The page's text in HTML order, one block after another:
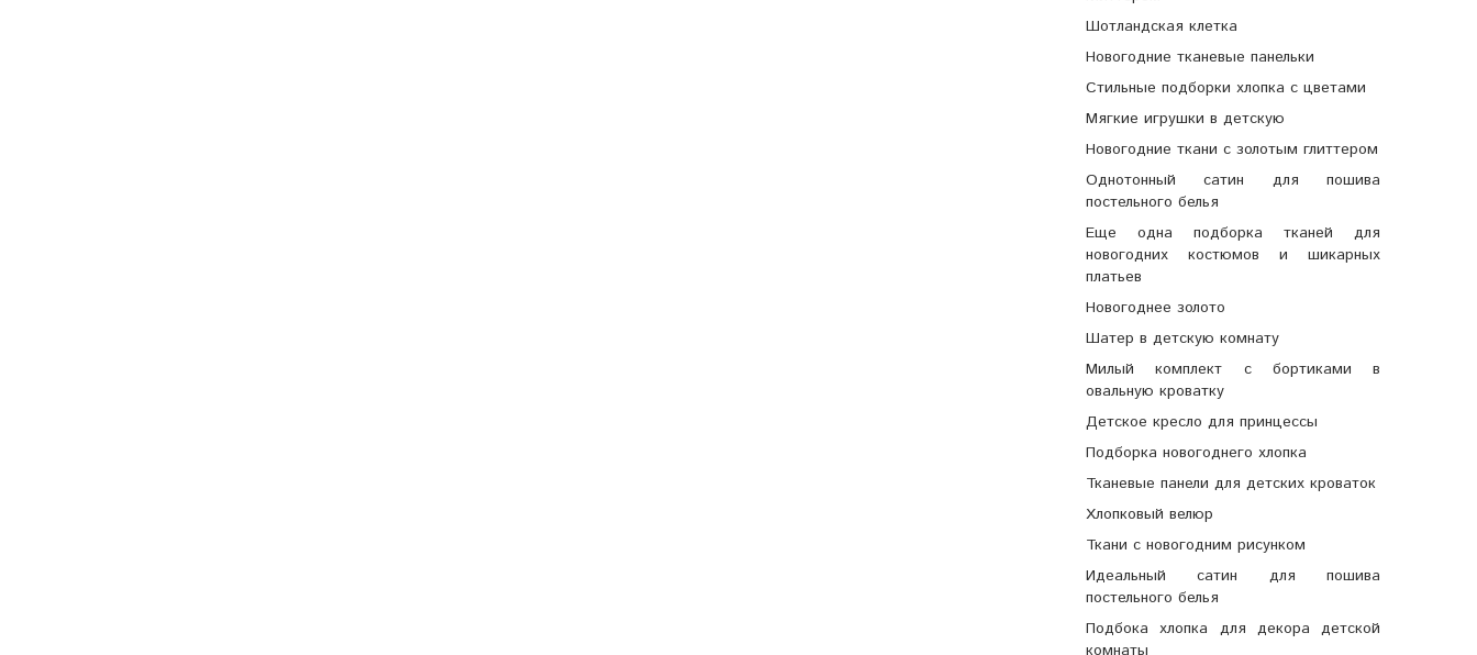
Шотландская клетка
Новогодние тканевые панельки
Стильные подборки хлопка с цветами
Мягкие игрушки в детскую
Новогодние ткани с золотым глиттером
Однотонный сатин для пошива
постельного белья
Еще одна подборка тканей для
новогодних костюмов и шикарных
платьев
Новогоднее золото
Шатер в детскую комнату
Милый комплект с бортиками в
овальную кроватку
Детское кресло для принцессы
Подборка новогоднего хлопка
Тканевые панели для детских кроваток
Хлопковый велюр
Ткани с новогодним рисунком
Идеальный сатин для пошива
постельного белья
Подбока хлопка для декора детской